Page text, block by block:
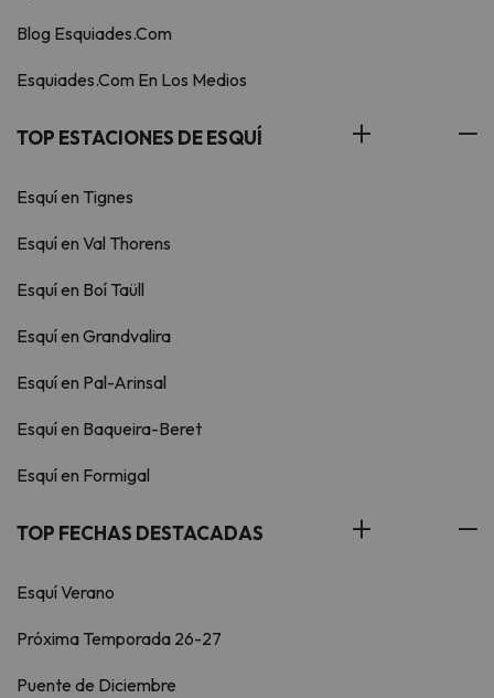
Blog Esquiades.Com
Esquiades.Com En Los Medios
TOP ESTACIONES DE ESQUÍ
Esquí en Tignes
Esquí en Val Thorens
Esquí en Boí Taüll
Esquí en Grandvalira
Esquí en Pal-Arinsal
Esquí en Baqueira-Beret
Esquí en Formigal
TOP FECHAS DESTACADAS
Esquí Verano
Próxima Temporada 26-27
Puente de Diciembre